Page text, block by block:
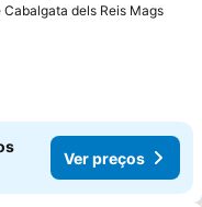
Cabalgata dels Reis Mags
Ver preços